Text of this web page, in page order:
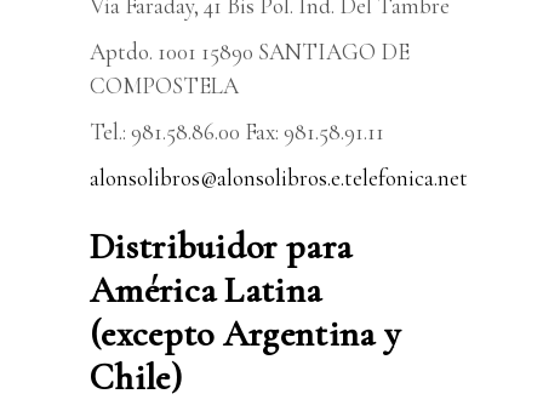
Aptdo. 1001 15890 SANTIAGO DE
COMPOSTELA
Tel.: 981.58.86.00 Fax: 981.58.91.11
alonsolibros@alonsolibros.e.telefonica.net
Distribuidor para
América Latina
(excepto Argentina y
Chile)